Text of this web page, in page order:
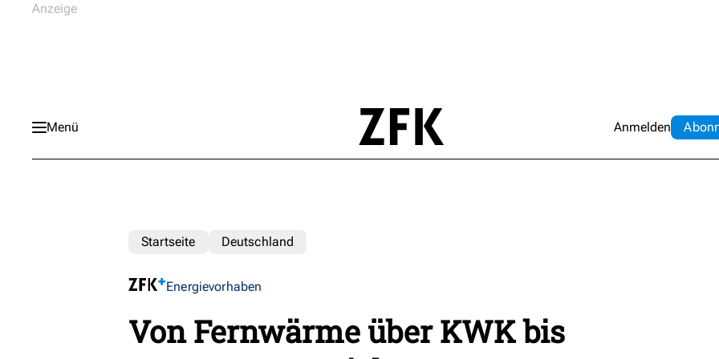
Menü Anmelden Abo
Startseite Deutschland
Energievorhaben
Von Fernwärme über KWK bis